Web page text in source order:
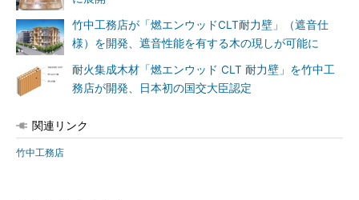
竹中工務店が「燃エンウッドCLT耐力壁」（遮音仕
様）を開発、遮音性能を有する木の現しが可能に
耐火集成木材「燃エンウッド CLT 耐力壁」を竹中工
務店が開発、日本初の国交大臣認定
関連リンク
竹中工務店